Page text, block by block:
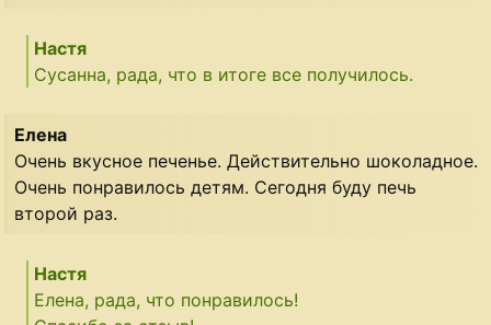
Настя
Сусанна, рада, что в итоге все получилось.
Елена
Очень вкусное печенье. Действительно шоколадное.
Очень понравилось детям. Сегодня буду печь
второй раз.
Настя
Елена, рада, что понравилось!